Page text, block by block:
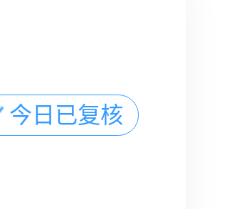
今日已复核